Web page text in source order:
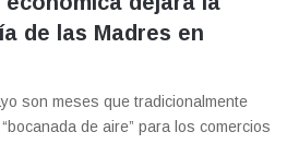
de las Madres en
son meses que tradicionalmente
de aire” para los comercios